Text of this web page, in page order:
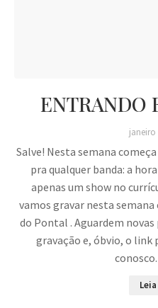
ENTRANDO
janeiro
Salve! Nesta semana
pra qualquer banda: a
apenas um show no
vamos gravar nesta
do Pontal . Aguardem
gravação e, óbvio, o link